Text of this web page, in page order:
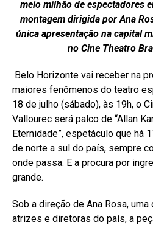
meio milhão de espectadores
montagem dirigida por Ana
única apresentação na capital
no Cine Theatro
Belo Horizonte vai receber na
maiores fenômenos do teatro
18 de julho (sábado), às 19h, o
Vallourec será palco de “Allan
Eternidade”, espetáculo que há
de norte a sul do país, sempre
onde passa. E a procura por
grande.
Sob a direção de Ana Rosa,
atrizes e diretoras do país, a